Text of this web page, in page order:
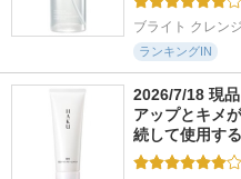
ブライト クレン
ランキングIN
2026/7/18 現
アップとキメ
続して使用す